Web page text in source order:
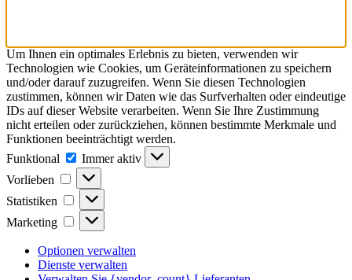
Um Ihnen ein optimales Erlebnis zu bieten, verwenden wir
Technologien wie Cookies, um Geräteinformationen zu speichern
und/oder darauf zuzugreifen. Wenn Sie diesen Technologien
zustimmen, können wir Daten wie das Surfverhalten oder eindeutige
IDs auf dieser Website verarbeiten. Wenn Sie Ihre Zustimmung
nicht erteilen oder zurückziehen, können bestimmte Merkmale und
Funktionen beeinträchtigt werden.
Funktional
Funktional
Immer aktiv
Vorlieben
Vorlieben
Statistiken Statistiken
Marketing Marketing
Optionen verwalten
Dienste verwalten